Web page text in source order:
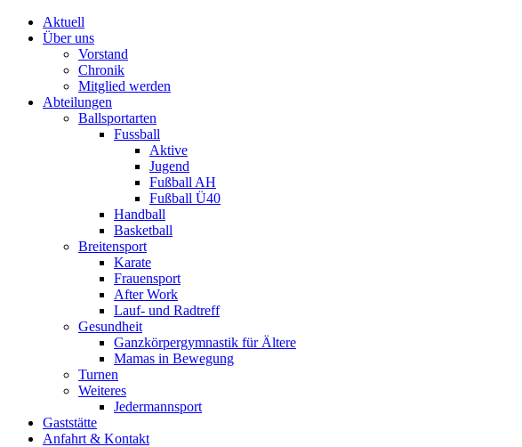
Aktuell
Über uns
Vorstand
Chronik
Mitglied werden
Abteilungen
Ballsportarten
Fussball
Aktive
Jugend
Fußball AH
Fußball Ü40
Handball
Basketball
Breitensport
Karate
Frauensport
After Work
Lauf- und Radtreff
Gesundheit
Ganzkörpergymnastik für Ältere
Mamas in Bewegung
Turnen
Weiteres
Jedermannsport
Gaststätte
Anfahrt & Kontakt